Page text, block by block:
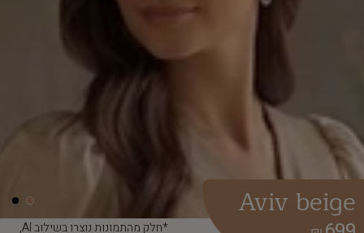
*חלק מהתמונות נוצרו בשילוב AI,
Aviv beige